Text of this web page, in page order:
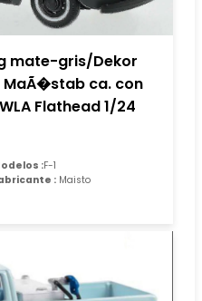
mate-gris/Dekor
MaÃ�stab ca. con
Flathead 1/24
:F-1
: Maisto